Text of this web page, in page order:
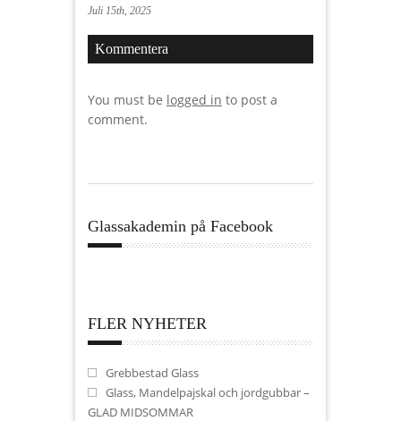
Juli 15th, 2025
Kommentera
You must be logged in to post a
comment.
Glassakademin på Facebook
FLER NYHETER
Grebbestad Glass
Glass, Mandelpajskal och jordgubbar –
GLAD MIDSOMMAR